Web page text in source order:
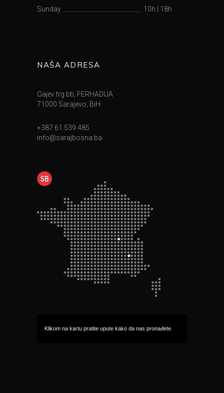
Sunday
10h 18h
NAŠA ADRESA
Gajev trg bb, FERHADIJA
71000 Sarajevo, BiH
+387 61 539 485
info@sarajbosna.ba
Klikom na kartu pratite upute kako da nas pronađete.